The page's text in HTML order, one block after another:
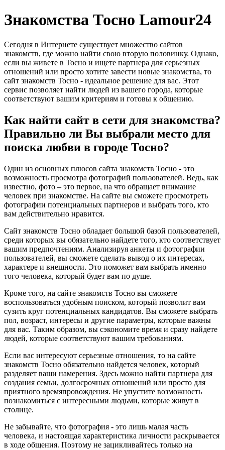
Знакомства Тосно Lamour24
Сегодня в Интернете существует множество сайтов
знакомств, где можно найти свою вторую половинку. Однако,
если вы живете в Тосно и ищете партнера для серьезных
отношений или просто хотите завести новые знакомства, то
сайт знакомств Тосно - идеальное решение для вас. Этот
сервис позволяет найти людей из вашего города, которые
соответствуют вашим критериям и готовы к общению.
Как найти сайт в сети для знакомства?
Правильно ли Вы выбрали место для
поиска любви в городе Тосно?
Один из основных плюсов сайта знакомств Тосно - это
возможность просмотра фотографий пользователей. Ведь, как
известно, фото – это первое, на что обращает внимание
человек при знакомстве. На сайте вы сможете просмотреть
фотографии потенциальных партнеров и выбрать того, кто
вам действительно нравится.
Сайт знакомств Тосно обладает большой базой пользователей,
среди которых вы обязательно найдете того, кто соответствует
вашим предпочтениям. Анализируя анкеты и фотографии
пользователей, вы сможете сделать вывод о их интересах,
характере и внешности. Это поможет вам выбрать именно
того человека, который будет вам по душе.
Кроме того, на сайте знакомств Тосно вы сможете
воспользоваться удобным поиском, который позволит вам
сузить круг потенциальных кандидатов. Вы сможете выбрать
пол, возраст, интересы и другие параметры, которые важны
для вас. Таким образом, вы сэкономите время и сразу найдете
людей, которые соответствуют вашим требованиям.
Если вас интересуют серьезные отношения, то на сайте
знакомств Тосно обязательно найдется человек, который
разделяет ваши намерения. Здесь можно найти партнера для
создания семьи, долгосрочных отношений или просто для
приятного времяпровождения. Не упустите возможность
познакомиться с интересными людьми, которые живут в
столице.
Не забывайте, что фотография - это лишь малая часть
человека, и настоящая характеристика личности раскрывается
в ходе общения. Поэтому не зацикливайтесь только на